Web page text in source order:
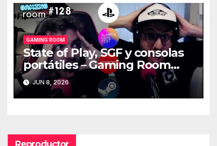
GAMING ROOM
State of Play, SGF y consolas
portátiles – Gaming Room
#128
JUN 8, 2026